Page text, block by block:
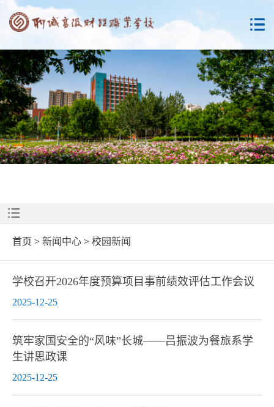
首页 > 新闻中心 > 校园新闻
学校召开2026年度预算项目事前绩效评估工作会议
2025-12-25
筑牢家国安全的“风味”长城——吕振波为餐旅系学
生讲思政课
2025-12-25